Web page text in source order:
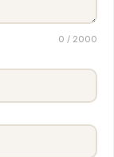
0 / 2000